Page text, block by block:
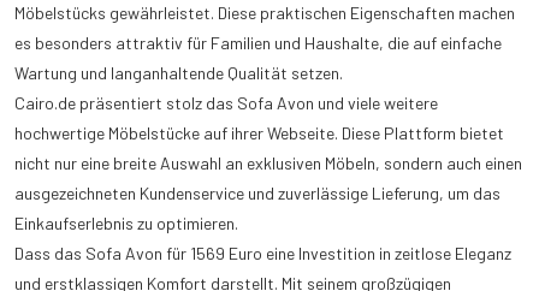
Möbelstücks gewährleistet. Diese praktischen Eigenschaften machen
es besonders attraktiv für Familien und Haushalte, die auf einfache
Wartung und langanhaltende Qualität setzen.
Cairo.de präsentiert stolz das Sofa Avon und viele weitere
hochwertige Möbelstücke auf ihrer Webseite. Diese Plattform bietet
nicht nur eine breite Auswahl an exklusiven Möbeln, sondern auch einen
ausgezeichneten Kundenservice und zuverlässige Lieferung, um das
Einkaufserlebnis zu optimieren.
Dass das Sofa Avon für 1569 Euro eine Investition in zeitlose Eleganz
und erstklassigen Komfort darstellt. Mit seinem großzügigen